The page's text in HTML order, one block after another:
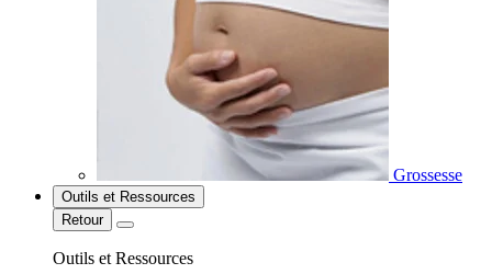
Grossesse
Outils et Ressources
Retour
Outils et Ressources